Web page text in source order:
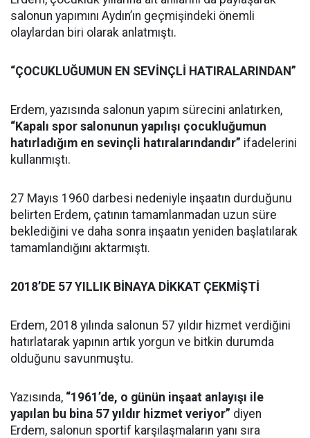
salonun yapımını Aydın’ın geçmişindeki önemli
olaylardan biri olarak anlatmıştı.
“ÇOCUKLUĞUMUN EN SEVİNÇLİ HATIRALARINDAN”
Erdem, yazısında salonun yapım sürecini anlatırken,
“Kapalı spor salonunun yapılışı çocukluğumun
hatırladığım en sevinçli hatıralarındandır” ifadelerini
kullanmıştı.
27 Mayıs 1960 darbesi nedeniyle inşaatın durduğunu
belirten Erdem, çatının tamamlanmadan uzun süre
beklediğini ve daha sonra inşaatın yeniden başlatılarak
tamamlandığını aktarmıştı.
2018’DE 57 YILLIK BİNAYA DİKKAT ÇEKMİŞTİ
Erdem, 2018 yılında salonun 57 yıldır hizmet verdiğini
hatırlatarak yapının artık yorgun ve bitkin durumda
olduğunu savunmuştu.
Yazısında, “1961’de, o günün inşaat anlayışı ile
yapılan bu bina 57 yıldır hizmet veriyor” diyen
Erdem, salonun sportif karşılaşmaların yanı sıra